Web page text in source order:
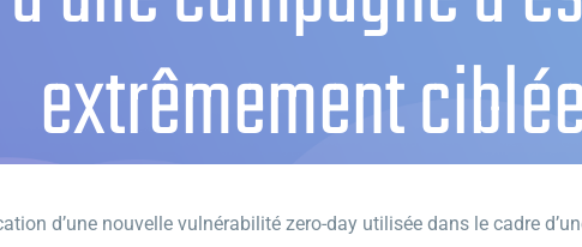
extrêmement ciblée
d’une nouvelle vulnérabilité zero-day utilisée dans le cadre